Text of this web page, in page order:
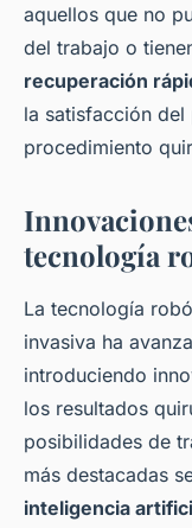
aquellos que no
del trabajo o
recuperación
la satisfacción
procedimiento
tecnología
La tecnología
invasiva ha
introduciendo
los resultados
posibilidades de
más destacadas
inteligencia